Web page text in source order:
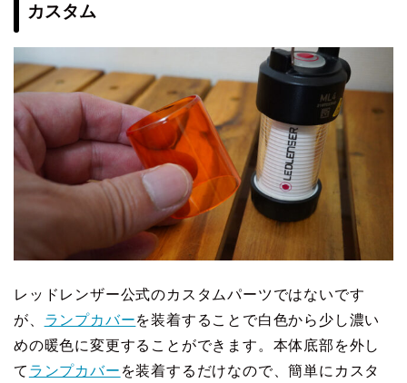
カスタム
レッドレンザー公式のカスタムパーツではないです
が、 ランプカバーを装着することで白色から少し濃い
めの暖色に変更することができます。本体底部を外し
て ランプカバー を装着するだけなので、簡単にカスタ